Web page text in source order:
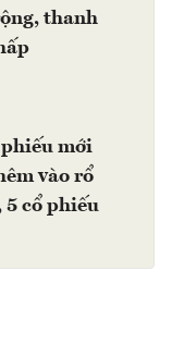
thanh
mới
vào rổ
5 cổ phiếu